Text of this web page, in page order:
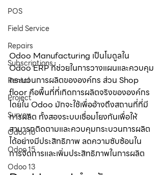
POS
Field Service
Repairs
Subscriptions
Rental
Project
Survey
Odoo 16
Odoo 15
Odoo 13
Odoo Manufacturing เป็นโมดูลใน
Odoo ERP ที่ช่วยในการวางแผนและควบคุม
กระบวนการผลิตขององค์กร ส่วน Shop
floor คือพื้นที่ที่เกิดการผลิตจริงขององค์กร
โดยใน Odoo มักจะใช้เพื่ออ้างถึงสถานที่ที่มี
การผลิต ทั้งสองระบบเชื่อมโยงกันเพื่อให้
สามารถติดตามและควบคุมกระบวนการผลิต
ได้อย่างมีประสิทธิภาพ ลดความซับซ้อนใน
การจัดการและเพิ่มประสิทธิภาพในการผลิต